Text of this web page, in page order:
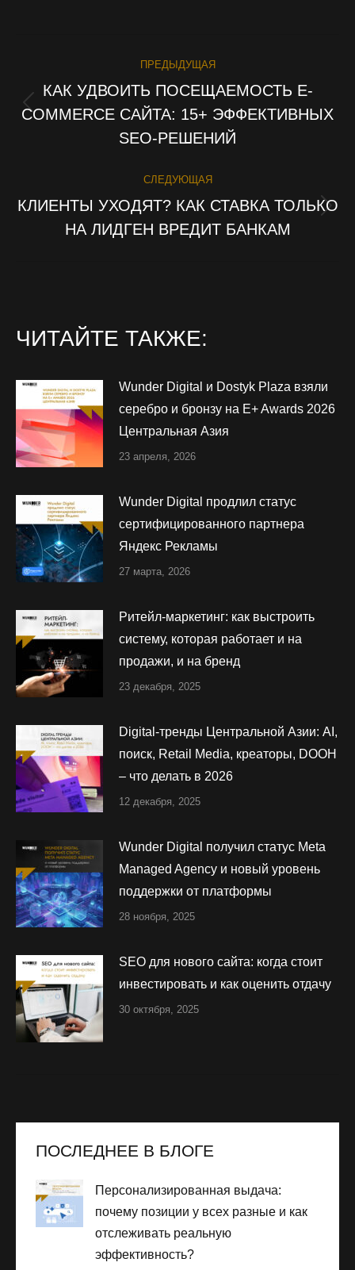
НАВИГАЦИЯ
ПО
ЗАПИСЯМ
ПРЕДЫДУЩАЯ
Предыдущая
запись:
КАК УДВОИТЬ ПОСЕЩАЕМОСТЬ E-
COMMERCE САЙТА: 15+ ЭФФЕКТИВНЫХ
SEO-РЕШЕНИЙ
СЛЕДУЮЩАЯ
запись:
КЛИЕНТЫ УХОДЯТ? КАК СТАВКА ТОЛЬКО
НА ЛИДГЕН ВРЕДИТ БАНКАМ
ЧИТАЙТЕ ТАКЖЕ:
Wunder Digital и Dostyk Plaza взяли
серебро и бронзу на E+ Awards 2026
Центральная Азия
23 апреля, 2026
Wunder Digital продлил статус
сертифицированного партнера
Яндекс Рекламы
27 марта, 2026
Ритейл-маркетинг: как выстроить
систему, которая работает и на
продажи, и на бренд
23 декабря, 2025
Digital-тренды Центральной Азии: AI,
поиск, Retail Media, креаторы, DOOH
– что делать в 2026
12 декабря, 2025
Wunder Digital получил статус Meta
Managed Agency и новый уровень
поддержки от платформы
28 ноября, 2025
SEO для нового сайта: когда стоит
инвестировать и как оценить отдачу
30 октября, 2025
ПОСЛЕДНЕЕ В БЛОГЕ
Персонализированная выдача:
почему позиции у всех разные и как
отслеживать реальную
эффективность?